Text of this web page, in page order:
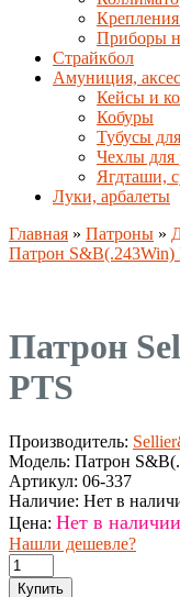
Приборы
Страйкбол
Амуниция,
Кейсы и
Кобуры
Тубусы
Чехлы для
Ягдташи,
Луки, арбалеты
Главная » Патроны »
Патрон S&B(.243Win)
Патрон
PTS
Производитель:
Модель: Патрон
Артикул: 06-337
Наличие: Нет в
Цена: Нет в наличии
Нашли дешевле?